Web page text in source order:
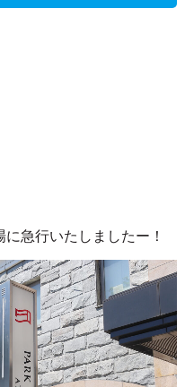
急行いたしましたー！